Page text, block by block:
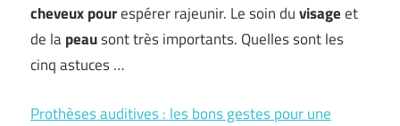
cheveuxpourespérer rajeunir. Le soin duvisageet
de lapeausont très importants. Quelles sont les
cinq astuces …
Prothèses auditives : les bons gestes pour une